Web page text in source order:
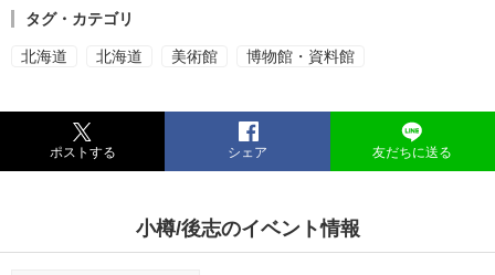
タグ・カテゴリ
北海道 北海道 美術館 博物館・資料館
ポストする シェア 友だちに送る
小樽/後志のイベント情報